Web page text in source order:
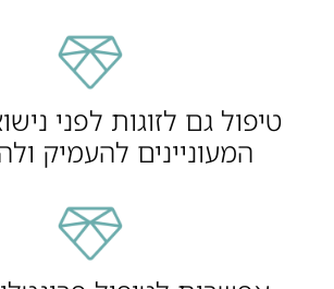
טיפול גם לזוגות לפני
המעוניינים להעמיק